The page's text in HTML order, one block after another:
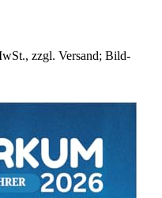
zzgl. Versand; Bild-